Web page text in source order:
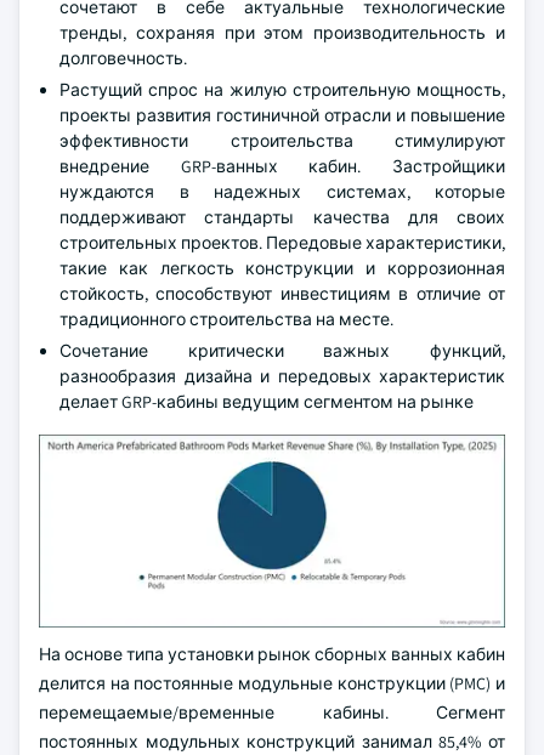
сочетают в себе актуальные технологические
тренды, сохраняя при этом производительность и
долговечность.
Растущий спрос на жилую строительную мощность,
проекты развития гостиничной отрасли и повышение
эффективности строительства стимулируют
внедрение GRP-ванных кабин. Застройщики
нуждаются в надежных системах, которые
поддерживают стандарты качества для своих
строительных проектов. Передовые характеристики,
такие как легкость конструкции и коррозионная
стойкость, способствуют инвестициям в отличие от
традиционного строительства на месте.
Сочетание критически важных функций,
разнообразия дизайна и передовых характеристик
делает GRP-кабины ведущим сегментом на рынке
На основе типа установки рынок сборных ванных кабин
делится на постоянные модульные конструкции (PMC) и
перемещаемые/временные кабины. Сегмент
постоянных модульных конструкций занимал 85,4% от